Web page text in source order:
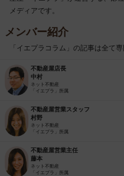
メディアです。
メンバー紹介
「イエプラコラム」の記事は全て
不動産屋店長
中村
ネット不動産
「イエプラ」所属
不動産屋営業スタッフ
村野
ネット不動産
「イエプラ」所属
不動産屋営業主任
藤本
ネット不動産
「イエプラ」所属